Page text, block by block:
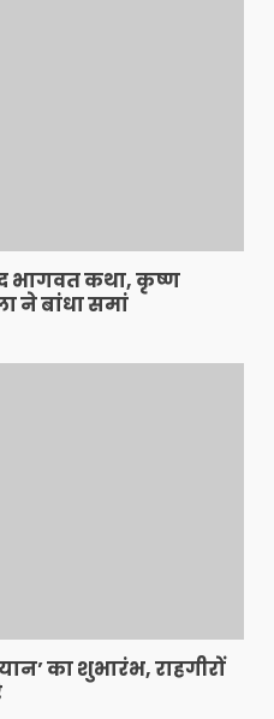
भागवत कथा, कृष्ण
ने बांधा समां
का शुभारंभ, राहगीरों